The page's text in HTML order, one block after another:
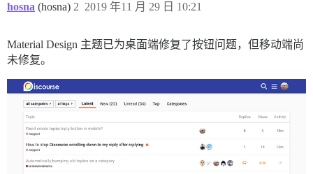
hosna (hosna) 2019 年11 月 29 日 10:21
2
Material Design 主题已为桌面端修复了按钮问题，但移动端尚
未修复。